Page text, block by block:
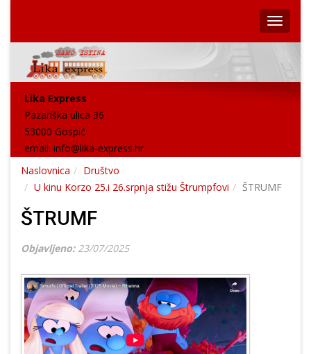
Lika Express
Pazariška ulica 36
53000 Gospić
email: info@lika-express.hr
Naslovnica
Društvo
U kinu Korzo 25.i 26.srpnja stižu Štrumpfovi
ŠTRUMF
ŠTRUMF
Objavljeno: 23/07/2025